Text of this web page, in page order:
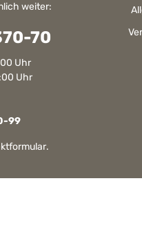
weiter:
70
Uhr
Uhr
99
.